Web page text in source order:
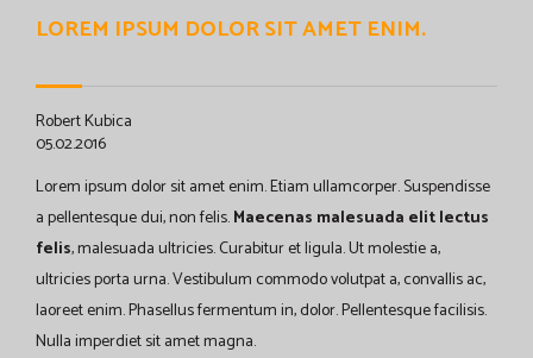
LOREM IPSUM DOLOR SIT AMET ENIM.
Robert Kubica
05.02.2016
Lorem ipsum dolor sit amet enim. Etiam ullamcorper. Suspendisse
a pellentesque dui, non felis.Maecenas malesuada elit lectus
felis, malesuada ultricies. Curabitur et ligula. Ut molestie a,
ultricies porta urna. Vestibulum commodo volutpat a, convallis ac,
laoreet enim. Phasellus fermentum in, dolor. Pellentesque facilisis.
Nulla imperdiet sit amet magna.